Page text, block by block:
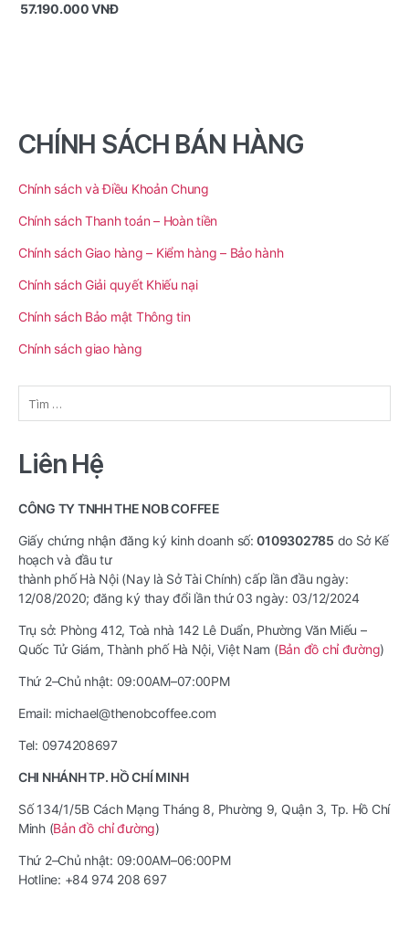
57.190.000VNĐ
CHÍNH SÁCH BÁN HÀNG
Chính sách và Điều Khoản Chung
Chính sách Thanh toán – Hoàn tiền
Chính sách Giao hàng – Kiểm hàng – Bảo hành
Chính sách Giải quyết Khiếu nại
Chính sách Bảo mật Thông tin
Chính sách giao hàng
Tìm
kiếm
Liên Hệ
CÔNG TY TNHH THE NOB COFFEE
Giấy chứng nhận đăng ký kinh doanh số:0109302785 do Sở Kế
hoạch và đầu tư
thành phố Hà Nội (Nay là Sở Tài Chính) cấp lần đầu ngày:
12/08/2020; đăng ký thay đổi lần thứ 03 ngày: 03/12/2024
Trụ sở: Phòng 412, Toà nhà 142 Lê Duẩn, Phường Văn Miếu –
Quốc Tử Giám, Thành phố Hà Nội, Việt Nam (Bản đồ chỉ đường)
Thứ 2–Chủ nhật: 09:00AM–07:00PM
Email: michael@thenobcoffee.com
Tel: 0974208697
CHI NHÁNH TP. HỒ CHÍ MINH
Số 134/1/5B Cách Mạng Tháng 8, Phường 9, Quận 3, Tp. Hồ Chí
Minh (Bản đồ chỉ đường)
Thứ 2–Chủ nhật: 09:00AM–06:00PM
Hotline: +84 974 208 697